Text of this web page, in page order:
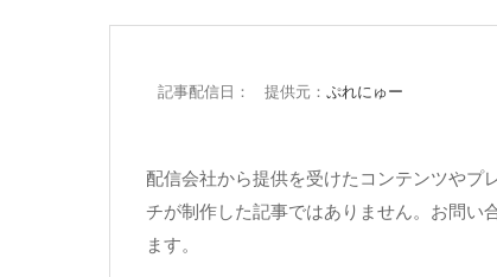
記事配信日： 提供元： ぷれにゅー
配信会社から提供を受けたコンテンツやプ
チが制作した記事ではありません。お問い
ます。